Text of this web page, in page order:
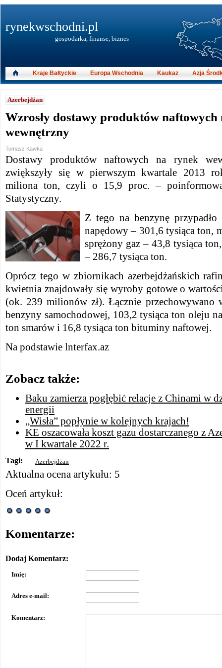
Azerbejdżan
Wzrosły dostawy produktów naftowych
wewnętrzny
Tomasz Kawka
Dostawy produktów naftowych na rynek
zwiększyły się w pierwszym kwartale 2013
miliona ton, czyli o 15,9 proc. –
Statystyczny.
Z tego na benzynę
napędowy – 301,6 tysiąca ton,
sprężony gaz – 43,8 tysiąca
– 286,7 tysiąca ton.
Oprócz tego w zbiornikach azerbejdżańskich
kwietnia znajdowały się wyroby gotowe o
(ok. 239 milionów zł). Łącznie przechowywano
benzyny samochodowej, 103,2 tysiąca ton oleju
ton smarów i 16,8 tysiąca ton bituminy naftowej.
Na podstawie lnterfax.az
Zobacz także:
Baku zamierza pogłębić relacje z Chinami w
energii
„Wisła” popłynie w kolejnych krajach!
KE oszacowała koszt gazu dostarczanego z
w I kwartale 2022 r.
Tagi: Azerbejdżan
Aktualna ocena artykułu: 5
Oceń artykuł:
Komentarze:
Dodaj Komentarz:
Imię:
Adres e-mail:
Komentarz:
rynekwschodni.pl
gospodarka, finanse, biznes
Kraje Bałtyckie Europa Wschodnia Kaukaz Azja